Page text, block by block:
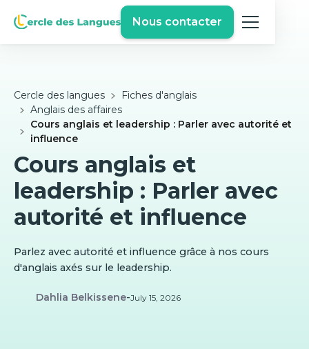
Nous contacter
Cercle des langues
Fiches d'anglais
Anglais des affaires
Cours anglais et leadership : Parler avec autorité et
influence
Cours anglais et
leadership : Parler avec
autorité et influence
Parlez avec autorité et influence grâce à nos cours
d'anglais axés sur le leadership.
Dahlia Belkissene-July 15, 2026